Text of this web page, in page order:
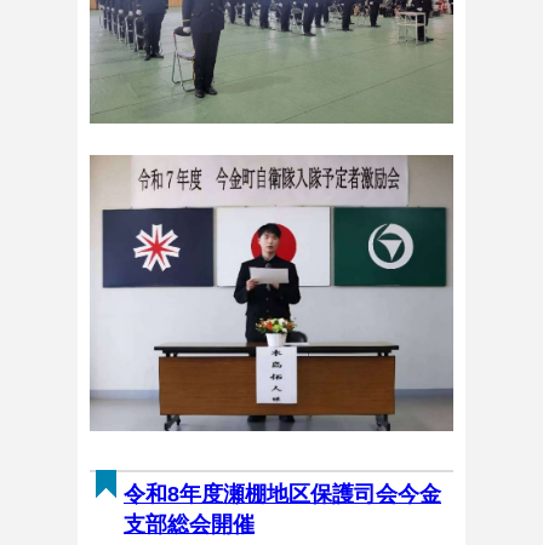
令和8年度瀬棚地区保護司会今金
支部総会開催